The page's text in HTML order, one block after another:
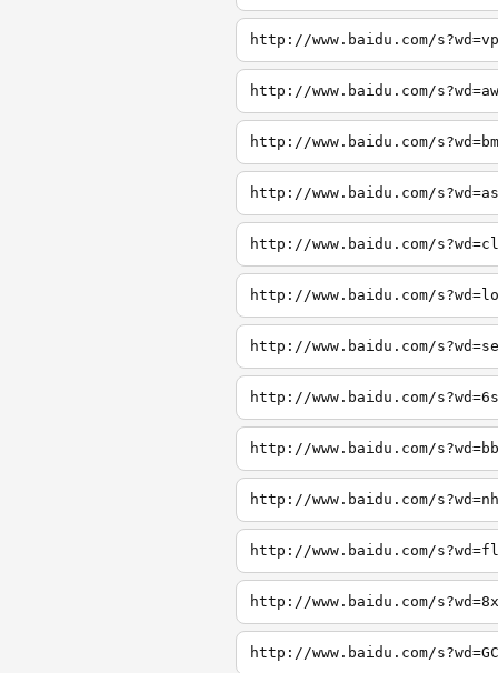
http://www.baidu.com/
http://www.baidu.com/
http://www.baidu.com/
http://www.baidu.com/
http://www.baidu.com/
http://www.baidu.com/
http://www.baidu.com/
http://www.baidu.com/
http://www.baidu.com/
http://www.baidu.com/
http://www.baidu.com/
http://www.baidu.com/
http://www.baidu.com/